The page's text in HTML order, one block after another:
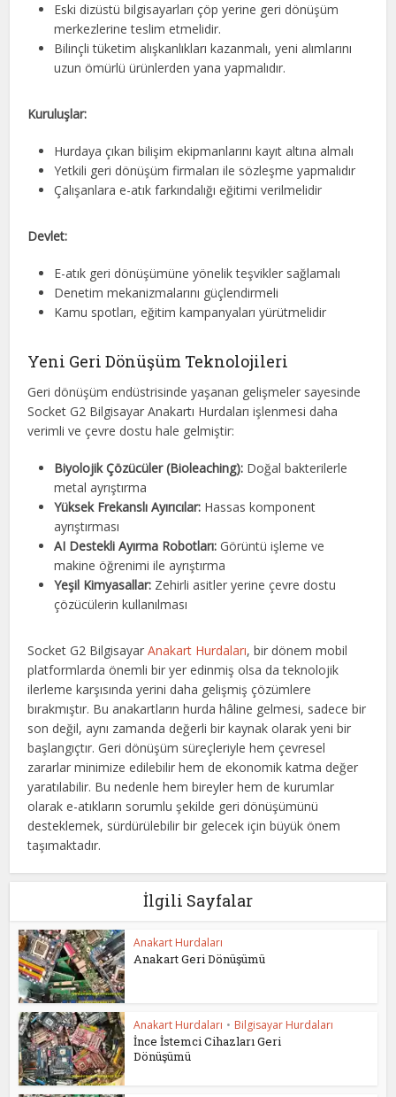
Eski dizüstü bilgisayarları çöp yerine geri dönüşüm
merkezlerine teslim etmelidir.
Bilinçli tüketim alışkanlıkları kazanmalı, yeni alımlarını
uzun ömürlü ürünlerden yana yapmalıdır.
Kuruluşlar:
Hurdaya çıkan bilişim ekipmanlarını kayıt altına almalı
Yetkili geri dönüşüm firmaları ile sözleşme yapmalıdır
Çalışanlara e-atık farkındalığı eğitimi verilmelidir
Devlet:
E-atık geri dönüşümüne yönelik teşvikler sağlamalı
Denetim mekanizmalarını güçlendirmeli
Kamu spotları, eğitim kampanyaları yürütmelidir
Yeni Geri Dönüşüm Teknolojileri
Geri dönüşüm endüstrisinde yaşanan gelişmeler sayesinde
Socket G2 Bilgisayar Anakartı Hurdaları işlenmesi daha
verimli ve çevre dostu hale gelmiştir:
Biyolojik Çözücüler (Bioleaching): Doğal bakterilerle
metal ayrıştırma
Yüksek Frekanslı Ayırıcılar: Hassas komponent
ayrıştırması
AI Destekli Ayırma Robotları: Görüntü işleme ve
makine öğrenimi ile ayrıştırma
Yeşil Kimyasallar: Zehirli asitler yerine çevre dostu
çözücülerin kullanılması
Socket G2 BilgisayarAnakart Hurdaları, bir dönem mobil
platformlarda önemli bir yer edinmiş olsa da teknolojik
ilerleme karşısında yerini daha gelişmiş çözümlere
bırakmıştır. Bu anakartların hurda hâline gelmesi, sadece bir
son değil, aynı zamanda değerli bir kaynak olarak yeni bir
başlangıçtır. Geri dönüşüm süreçleriyle hem çevresel
zararlar minimize edilebilir hem de ekonomik katma değer
yaratılabilir. Bu nedenle hem bireyler hem de kurumlar
olarak e-atıkların sorumlu şekilde geri dönüşümünü
desteklemek, sürdürülebilir bir gelecek için büyük önem
taşımaktadır.
İlgili Sayfalar
Anakart Hurdaları
Anakart Geri Dönüşümü
Anakart Hurdaları • Bilgisayar Hurdaları
İnce İstemci Cihazları Geri
Dönüşümü